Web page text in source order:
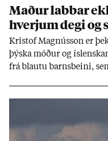
Mað­ur labb­ar
hverj­um degi og
Kri­stof Magnús­son er
þýska móð­ur og
frá blautu barns­beini,